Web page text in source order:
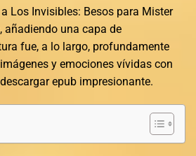
Los Invisibles: Besos para Mister
añadiendo una capa de
fue, a lo largo, profundamente
y emociones vívidas con
epub impresionante.